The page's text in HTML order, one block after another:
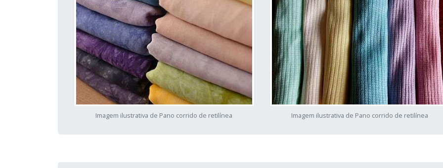
Imagem ilustrativa de Pano corrido de retilínea Imagem ilustrativa de Pano corrido de retilínea